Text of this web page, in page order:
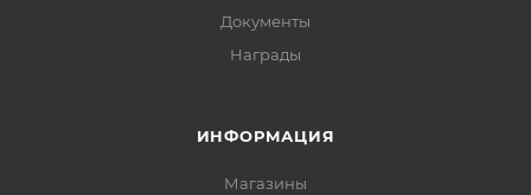
Документы
Награды
ИНФОРМАЦИЯ
Магазины